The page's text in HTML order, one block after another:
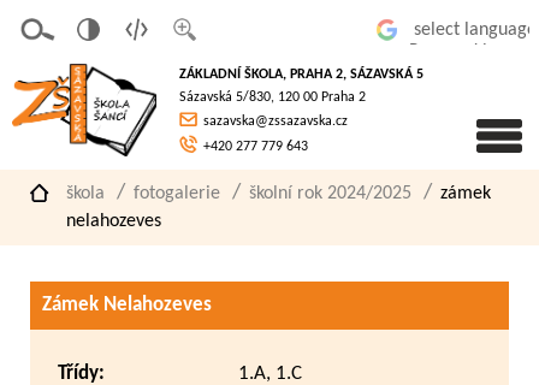
písmo
á
verze
pro
slaboz
raké
ZÁKLADNÍ ŠKOLA, PRAHA 2, SÁZAVSKÁ 5
Sázavská 5/830, 120 00 Praha 2
sazavska@zssazavska.cz
+420 277 779 643
škola fotogalerie školní rok 2024/2025
zámek
nelahozeves
Zámek Nelahozeves
Třídy: 1.A, 1.C